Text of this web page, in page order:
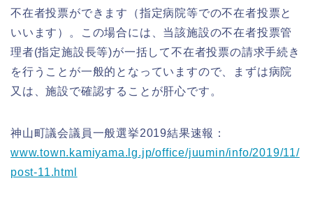
不在者投票ができます（指定病院等での不在者投票と
いいます）。この場合には、当該施設の不在者投票管
理者(指定施設長等)が一括して不在者投票の請求手続き
を行うことが一般的となっていますので、まずは病院
又は、施設で確認することが肝心です。
神山町議会議員一般選挙2019結果速報：
www.town.kamiyama.lg.jp/office/juumin/info/2019/11/
post-11.html